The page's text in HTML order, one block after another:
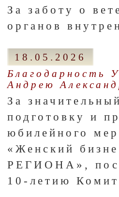
За заботу о
органов
18.05.2026
Благодарность
Андрею
За
подготовку и
юбилейного
«Женский
РЕГИОНА»,
10-летию